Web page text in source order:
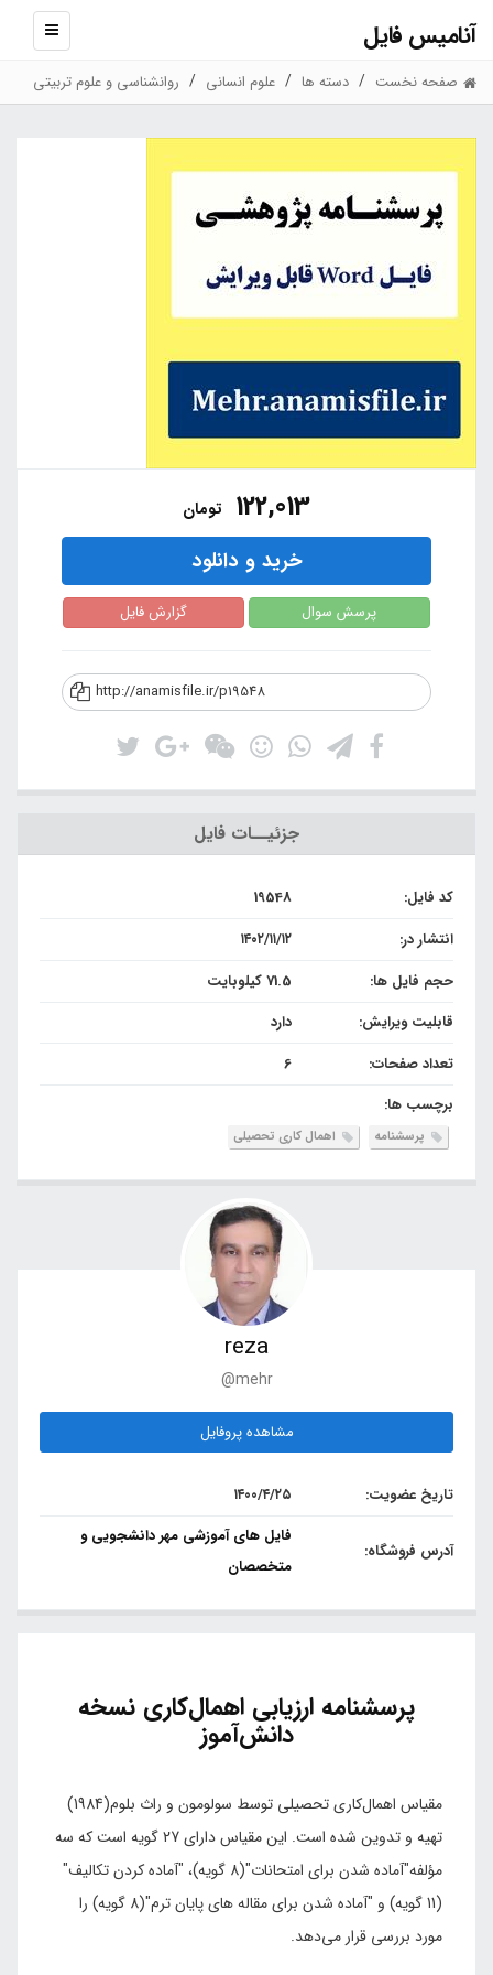
آنامیس فایل
نمایش
صفحه نخست دسته ها علوم انسانی روانشناسی و علوم تربیتی
122,013 تومان
خرید و دانلود
پرسش سوال گزارش فایل
http://anamisfile.ir/p19548
جزئیــات فایل
کد فایل:
19548
انتشار در:
۱۴۰۲/۱۱/۱۲
حجم فایل ها:
71.5 کیلوبایت
قابلیت ویرایش:
دارد
تعداد صفحات:
6
برچسب ها:
پرسشنامه اهمال کاری تحصیلی
reza
@mehr
مشاهده پروفایل
تاریخ عضویت: ۱۴۰۰/۴/۲۵
آدرس فروشگاه:
فایل های آموزشی مهر دانشجویی و
متخصصان
پرسشنامه ارزیابی اهمال‌کاری نسخه
دانش‌آموز
مقیاس اهمال‌کاری تحصیلی توسط سولومون و راث بلوم(1984)
تهیه و تدوین شده است. این مقیاس دارای 27 گویه است که سه
مؤلفه"آماده شدن برای امتحانات"(8 گویه)، "آماده کردن تکالیف"
(11 گویه) و "آماده شدن برای مقاله های پایان ترم"(8 گویه) را
مورد بررسی قرار می‌دهد.